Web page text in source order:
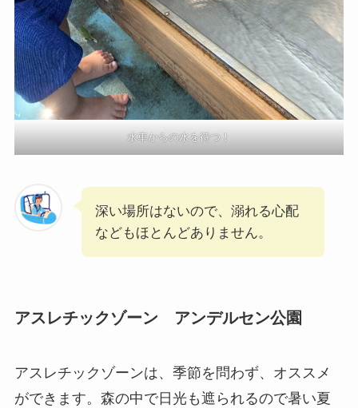
水車からの水を待つ！
深い場所はないので、溺れる心配
などもほとんどありません。
アスレチックゾーン アンデルセン公園
アスレチックゾーンは、季節を問わず、オススメ
ができます。森の中で日光も遮られるので暑い夏